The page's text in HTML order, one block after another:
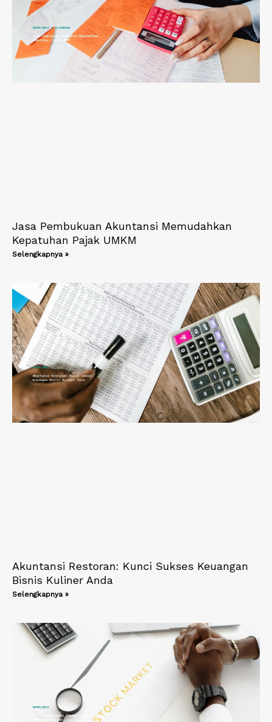
Jasa Pembukuan Akuntansi Memudahkan
Kepatuhan Pajak UMKM
Selengkapnya »
Akuntansi Restoran: Kunci Sukses Keuangan
Bisnis Kuliner Anda
Selengkapnya »